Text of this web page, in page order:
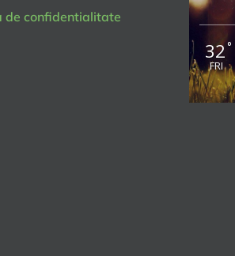
de confidentialitate
32°
FRI